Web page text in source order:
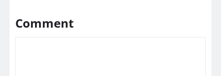
Comment